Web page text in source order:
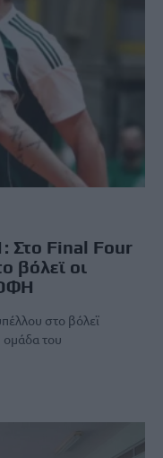
Στο Final Four
βόλεϊ οι
στο βόλεϊ
του